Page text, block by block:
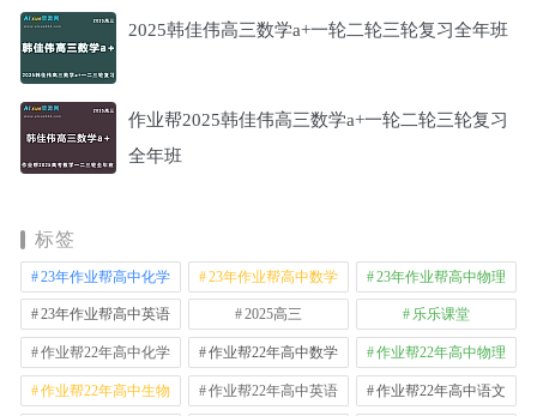
2025韩佳伟高三数学a+一轮二轮三轮复习全年班
作业帮2025韩佳伟高三数学a+一轮二轮三轮复习
全年班
标签
23年作业帮高中化学 23年作业帮高中数学 23年作业帮高中物理
23年作业帮高中英语 2025高三 乐乐课堂
作业帮22年高中化学 作业帮22年高中数学 作业帮22年高中物理
作业帮22年高中生物 作业帮22年高中英语 作业帮22年高中语文